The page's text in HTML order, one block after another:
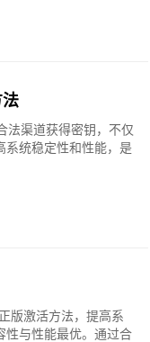
法渠道获得密钥，不仅
系统稳定性和性能，是
版激活方法，提高系
性与性能最优。通过合